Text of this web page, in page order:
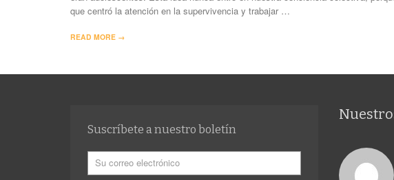
que centró la atención en la supervivencia y trabajar …
READ MORE →
Suscríbete a nuestro boletín